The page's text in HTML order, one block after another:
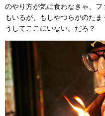
のやり方が気に食わなきゃ、
もいるが、もしやつらがのた
うしてここにいない。だろ？